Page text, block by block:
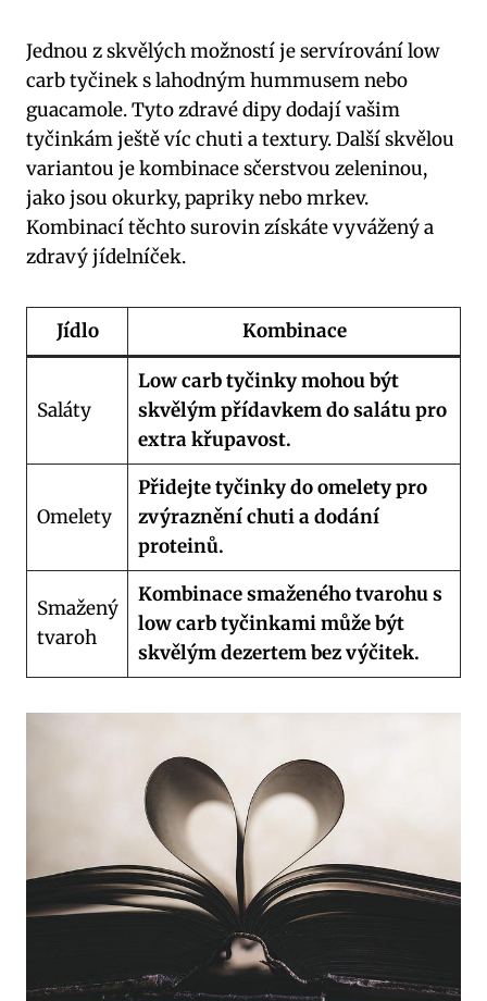
Jednou ⁣z skvělých‌ možností je servírování low​
carb tyčinek s⁢ lahodným hummusem nebo
guacamole. Tyto zdravé‌ dipy dodají ​vašim
tyčinkám ještě ​víc ​chuti a textury. Další skvělou
variantou je kombinace sčerstvou zeleninou,
jako jsou okurky, papriky nebo mrkev.⁢
Kombinací těchto ‌surovin​ získáte vyvážený a
⁤zdravý jídelníček.
Jídlo Kombinace
Saláty
Low carb tyčinky ⁢mohou být
skvělým‌ přídavkem do‍ salátu pro​
extra křupavost.
Omelety
Přidejte tyčinky ⁢do omelety pro
zvýraznění‍ chuti a dodání
proteinů.
Smažený
⁣tvaroh
Kombinace⁢ smaženého tvarohu s
low carb‍ tyčinkami může⁤ být
skvělým⁢ dezertem bez výčitek.